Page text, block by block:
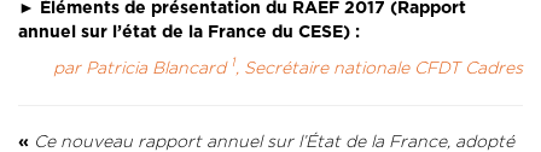
► Éléments de présentation du RAEF 2017 (Rapport
annuel sur l’état de la France du CESE) :
par Patricia Blancard 1, Secrétaire nationale CFDT Cadres
« Ce nouveau rapport annuel sur l’État de la France, adopté